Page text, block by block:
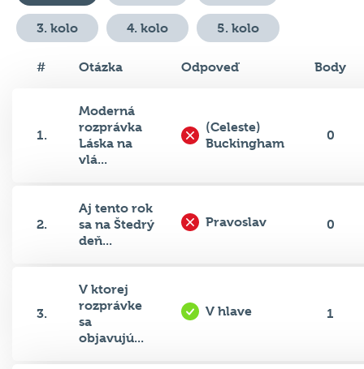
3. kolo 4. kolo 5. kolo
# Otázka Odpoveď Body
1.
Moderná
rozprávka
Láska na
vlá...
(Celeste)
Buckingham
0
2.
Aj tento rok
sa na Štedrý
deň...
Pravoslav 0
3.
V ktorej
rozprávke
sa
objavujú...
V hlave 1